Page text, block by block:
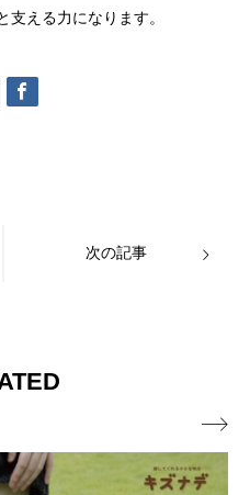
える力になります。
次の記事
